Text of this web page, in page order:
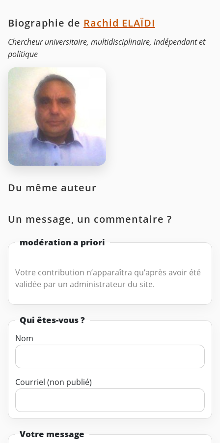
Biographie de Rachid ELAÏDI
Chercheur universitaire, multidisciplinaire, indépendant et
politique
Du même auteur
Un message, un commentaire ?
modération a priori
Votre contribution n’apparaîtra qu’après avoir été
validée par un administrateur du site.
Qui êtes-vous ?
Nom
Courriel (non publié)
Votre message